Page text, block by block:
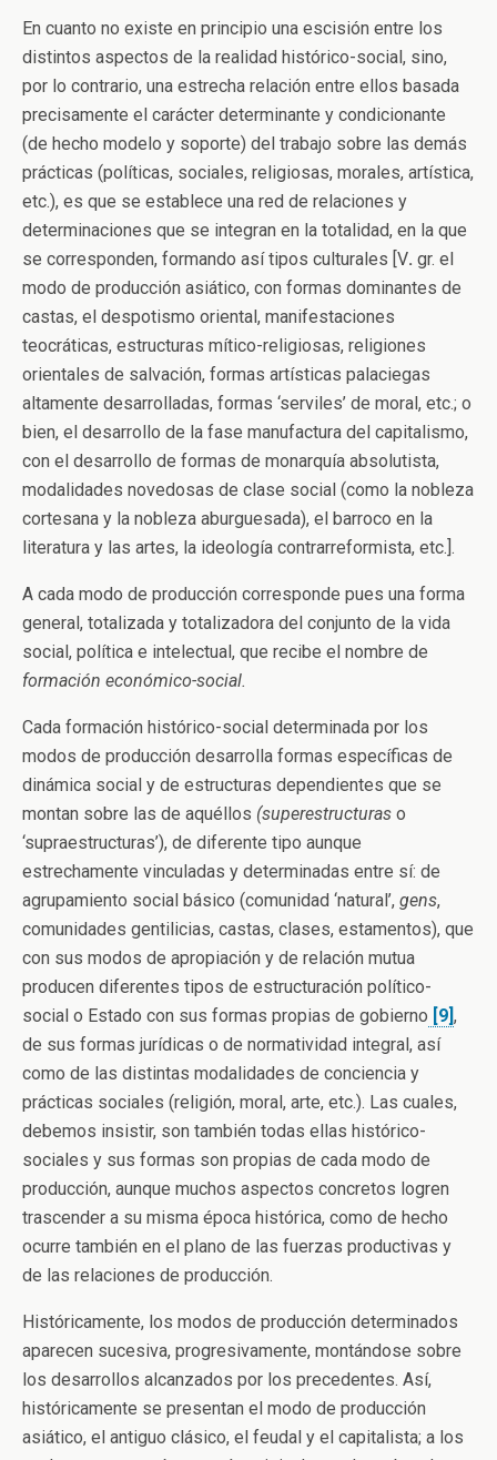
En cuanto no existe en principio una escisión entre los
distintos aspectos de la realidad histórico-social, sino,
por lo contrario, una estrecha relación entre ellos basada
precisamente el carácter determinante y condicionante
(de hecho modelo y soporte) del trabajo sobre las demás
prácticas (políticas, sociales, religiosas, morales, artística,
etc.), es que se establece una red de relaciones y
determinaciones que se integran en la totalidad, en la que
se corresponden, formando así tipos culturales [V. gr. el
modo de producción asiático, con formas dominantes de
castas, el despotismo oriental, manifestaciones
teocráticas, estructuras mítico-religiosas, religiones
orientales de salvación, formas artísticas palaciegas
altamente desarrolladas, formas ‘serviles’ de moral, etc.; o
bien, el desarrollo de la fase manufactura del capitalismo,
con el desarrollo de formas de monarquía absolutista,
modalidades novedosas de clase social (como la nobleza
cortesana y la nobleza aburguesada), el barroco en la
literatura y las artes, la ideología contrarreformista, etc.].
A cada modo de producción corresponde pues una forma
general, totalizada y totalizadora del conjunto de la vida
social, política e intelectual, que recibe el nombre de
formación económico-social.
Cada formación histórico-social determinada por los
modos de producción desarrolla formas específicas de
dinámica social y de estructuras dependientes que se
montan sobre las de aquéllos (superestructuras o
‘supraestructuras’), de diferente tipo aunque
estrechamente vinculadas y determinadas entre sí: de
agrupamiento social básico (comunidad ‘natural’, gens,
comunidades gentilicias, castas, clases, estamentos), que
con sus modos de apropiación y de relación mutua
producen diferentes tipos de estructuración político-
social o Estado con sus formas propias de gobierno [9],
de sus formas jurídicas o de normatividad integral, así
como de las distintas modalidades de conciencia y
prácticas sociales (religión, moral, arte, etc.). Las cuales,
debemos insistir, son también todas ellas histórico-
sociales y sus formas son propias de cada modo de
producción, aunque muchos aspectos concretos logren
trascender a su misma época histórica, como de hecho
ocurre también en el plano de las fuerzas productivas y
de las relaciones de producción.
Históricamente, los modos de producción determinados
aparecen sucesiva, progresivamente, montándose sobre
los desarrollos alcanzados por los precedentes. Así,
históricamente se presentan el modo de producción
asiático, el antiguo clásico, el feudal y el capitalista; a los